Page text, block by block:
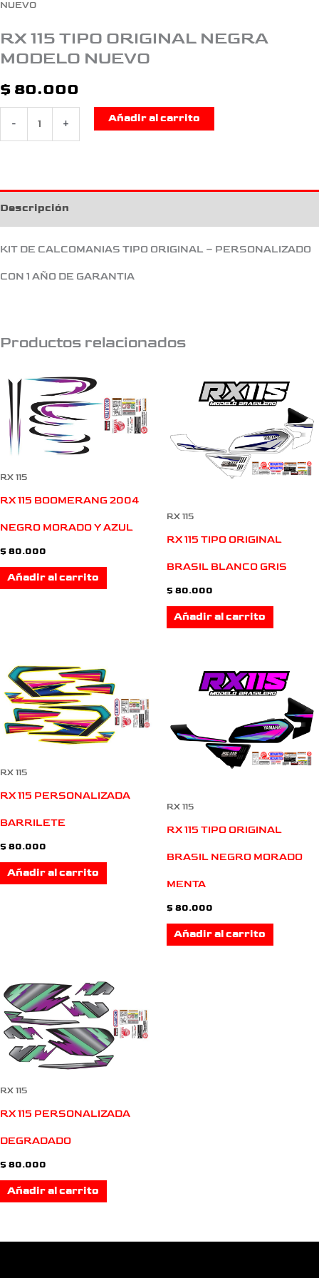
NUEVO
RX 115 TIPO ORIGINAL NEGRA
MODELO NUEVO
$ 80.000
- +
Añadir al carrito
Descripción
KIT DE CALCOMANIAS TIPO ORIGINAL – PERSONALIZADO
CON 1 AÑO DE GARANTIA
Productos relacionados
RX 115
RX 115 BOOMERANG 2004
NEGRO MORADO Y AZUL
$ 80.000
Añadir al carrito
RX 115
RX 115 TIPO ORIGINAL
BRASIL BLANCO GRIS
$ 80.000
Añadir al carrito
RX 115
RX 115 PERSONALIZADA
BARRILETE
$ 80.000
Añadir al carrito
RX 115
RX 115 TIPO ORIGINAL
BRASIL NEGRO MORADO
MENTA
$ 80.000
Añadir al carrito
RX 115
RX 115 PERSONALIZADA
DEGRADADO
$ 80.000
Añadir al carrito